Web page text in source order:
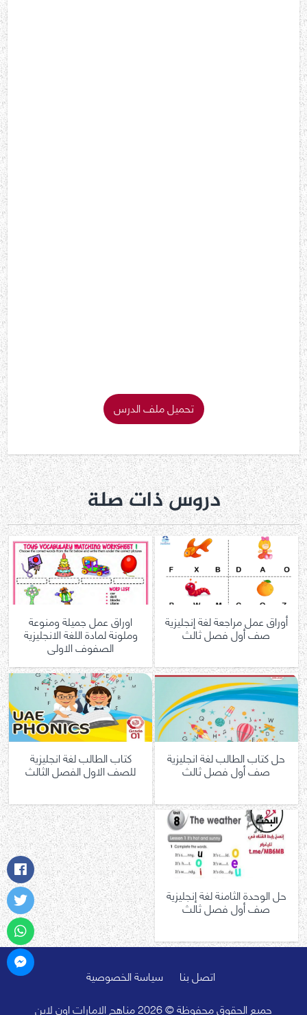
تحميل ملف الدرس
دروس ذات صلة
أوراق عمل مراجعة لغة إنجليزية
صف أول فصل ثالث
اوراق عمل جميلة ومنوعة
وملونة لمادة اللغة الانجليزية
الصفوف الاولى
حل كتاب الطالب لغة انجليزية
صف أول فصل ثالث
كتاب الطالب لغة انجليزية
للصف الاول الفصل الثالث
حل الوحدة الثامنة لغة إنجليزية
صف أول فصل ثالث
اتصل بنا
سياسة الخصوصية
جميع الحقوق محفوظة © 2026 مناهج الامارات اون لاين